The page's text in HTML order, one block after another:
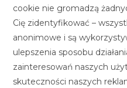
cookie nie gromadzą
Cię zidentyfikować –
anonimowe i są
ulepszenia sposobu
zainteresowań naszych
skuteczności naszych